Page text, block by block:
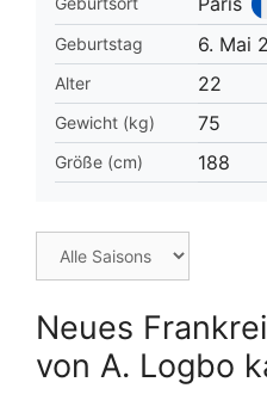
Geburtstag 6. Mai
Alter 22
Gewicht (kg) 75
Größe (cm) 188
Neues
von A. Logbo